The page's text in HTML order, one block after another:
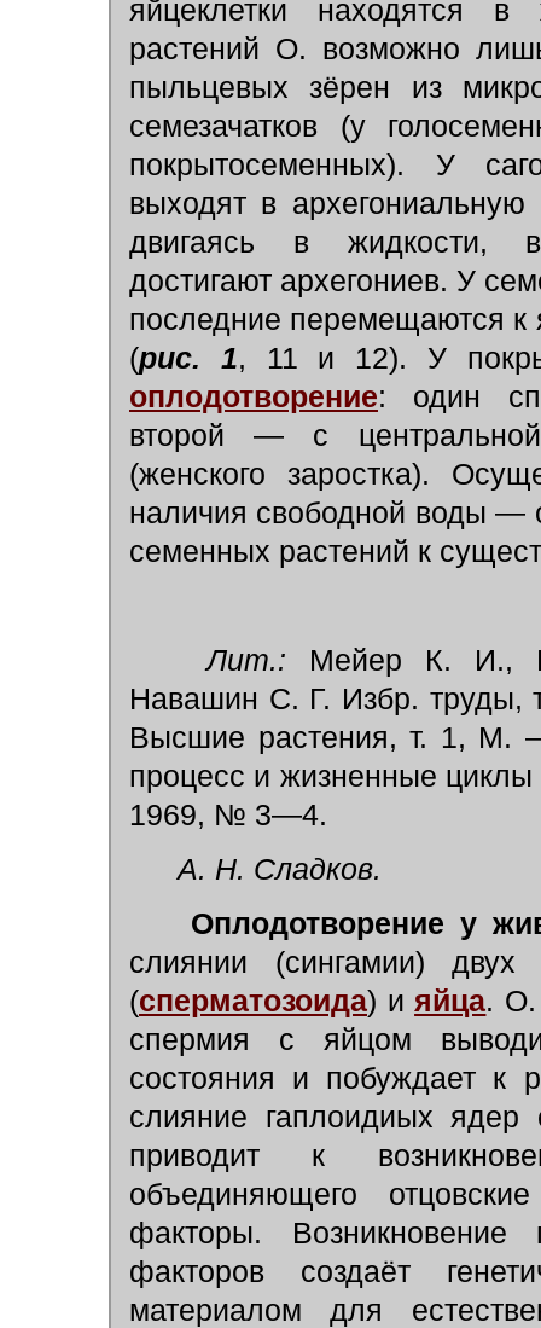
яйцеклетки находятся
растений О. возможно
пыльцевых зёрен из
семезачатков (у
покрытосеменных). У
выходят в
двигаясь в жидкости,
достигают архегониев. У
последние перемещаются к
(рис. 1, 11 и 12). У
оплодотворение: один
второй — с
(женского заростка).
наличия свободной воды —
семенных растений к
Лит.: Мейер К. И.,
Навашин С. Г. Избр.
Высшие растения, т. 1, М.
процесс и жизненные циклы
1969, № 3—4.
А. Н. Сладков.
Оплодотворение у
слиянии (сингамии)
(сперматозоида) ияйца. О.
спермия с яйцом
состояния и побуждает к
слияние гаплоидиых
приводит к
объединяющего
факторы.
факторов создаёт
материалом для